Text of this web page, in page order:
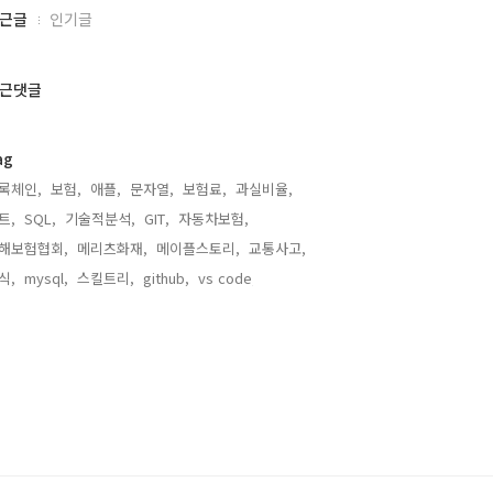
글 인기글
댓글
체인, 보험, 애플, 문자열, 보험료, 과실비율,
, SQL, 기술적분석, GIT, 자동차보험,
보험협회, 메리츠화재, 메이플스토리, 교통사고,
, mysql, 스킬트리, github, vs code,